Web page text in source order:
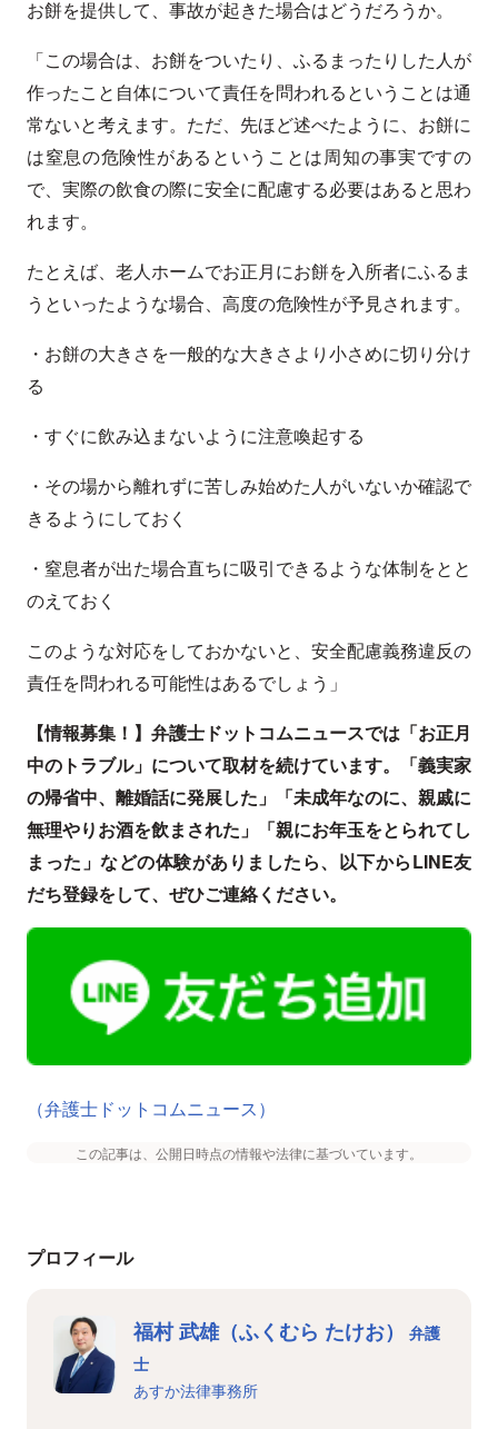
お餅を提供して、事故が起きた場合はどうだろうか。
「この場合は、お餅をついたり、ふるまったりした人が
作ったこと自体について責任を問われるということは通
常ないと考えます。ただ、先ほど述べたように、お餅に
は窒息の危険性があるということは周知の事実ですの
で、実際の飲食の際に安全に配慮する必要はあると思わ
れます。
たとえば、老人ホームでお正月にお餅を入所者にふるま
うといったような場合、高度の危険性が予見されます。
・お餅の大きさを一般的な大きさより小さめに切り分け
る
・すぐに飲み込まないように注意喚起する
・その場から離れずに苦しみ始めた人がいないか確認で
きるようにしておく
・窒息者が出た場合直ちに吸引できるような体制をとと
のえておく
このような対応をしておかないと、安全配慮義務違反の
責任を問われる可能性はあるでしょう」
【情報募集！】弁護士ドットコムニュースでは「お正月
中のトラブル」について取材を続けています。「義実家
の帰省中、離婚話に発展した」「未成年なのに、親戚に
無理やりお酒を飲まされた」「親にお年玉をとられてし
まった」などの体験がありましたら、以下からLINE友
だち登録をして、ぜひご連絡ください。
（弁護士ドットコムニュース）
この記事は、公開日時点の情報や法律に基づいています。
プロフィール
福村 武雄（ふくむら たけお）
弁護
士
あすか法律事務所